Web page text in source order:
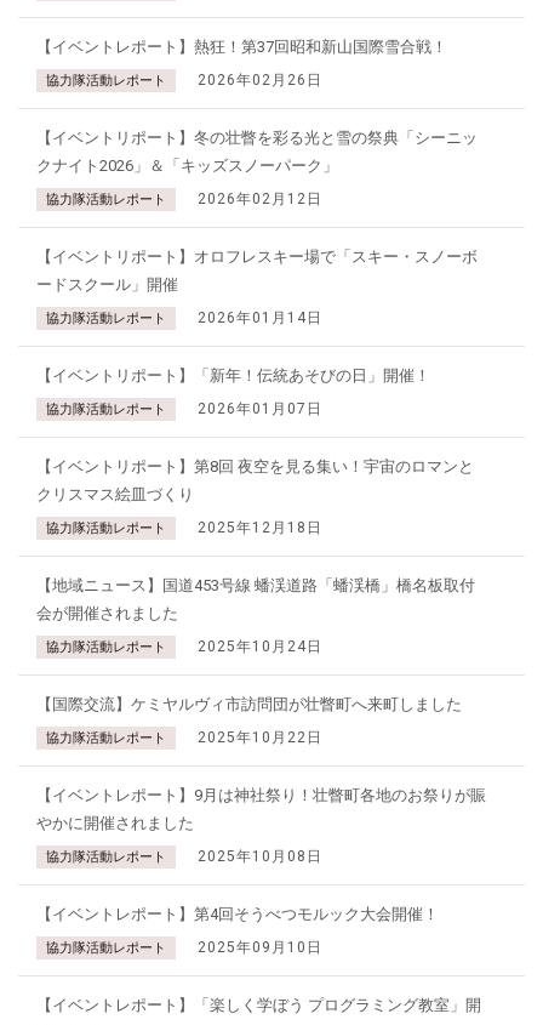
【イベントレポート】熱狂！第37回昭和新山国際雪合戦！
協力隊活動レポート 2026年02月26日
【イベントリポート】冬の壮瞥を彩る光と雪の祭典「シーニッ
クナイト2026」＆「キッズスノーパーク」
協力隊活動レポート 2026年02月12日
【イベントリポート】オロフレスキー場で「スキー・スノーボ
ードスクール」開催
協力隊活動レポート 2026年01月14日
【イベントリポート】「新年！伝統あそびの日」開催！
協力隊活動レポート 2026年01月07日
【イベントリポート】第8回 夜空を見る集い！宇宙のロマンと
クリスマス絵皿づくり
協力隊活動レポート 2025年12月18日
【地域ニュース】国道453号線 蟠渓道路「蟠渓橋」橋名板取付
会が開催されました
協力隊活動レポート 2025年10月24日
【国際交流】ケミヤルヴィ市訪問団が壮瞥町へ来町しました
協力隊活動レポート 2025年10月22日
【イベントレポート】9月は神社祭り！壮瞥町各地のお祭りが賑
やかに開催されました
協力隊活動レポート 2025年10月08日
【イベントレポート】第4回そうべつモルック大会開催！
協力隊活動レポート 2025年09月10日
【イベントレポート】「楽しく学ぼう プログラミング教室」開